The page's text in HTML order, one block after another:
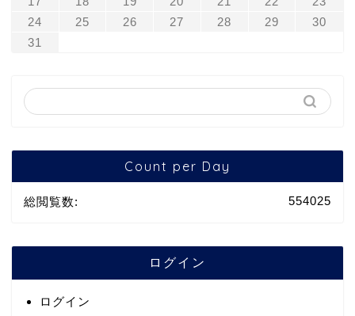
24
25 26 27 28 29
30
31
Count per Day
554025
総閲覧数:
ログイン
ログイン